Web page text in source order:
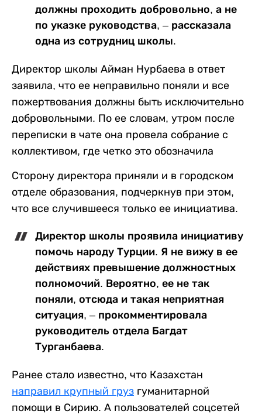
должны проходить добровольно, а не
по указке руководства, – рассказала
одна из сотрудниц школы.
Директор школы Айман Нурбаева в ответ
заявила, что ее неправильно поняли и все
пожертвования должны быть исключительно
добровольными. По ее словам, утром после
переписки в чате она провела собрание с
коллективом, где четко это обозначила
Сторону директора приняли и в городском
отделе образования, подчеркнув при этом,
что все случившееся только ее инициатива.
Директор школы проявила инициативу
помочь народу Турции. Я не вижу в ее
действиях превышение должностных
полномочий. Вероятно, ее не так
поняли, отсюда и такая неприятная
ситуация, – прокомментировала
руководитель отдела Багдат
Турганбаева.
Ранее стало известно, что Казахстан
направил крупный груз гуманитарной
помощи в Сирию. А пользователей соцсетей